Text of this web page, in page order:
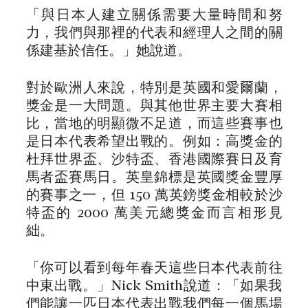
「與日本人建立關係需要大量時間和努
力，我們與那裡的代表和經理人之間的關
係建基於信任。」她說道。
對於歐洲人來說，特別是英國和愛爾蘭，
獎金是一大問題。與其他世界主要大賽相
比，當地的明顯微不足道，而這些賽事也
是日本代表希望出戰的。例如：高獎金的
杜拜世界盃、沙特盃、香港國際賽日及育
馬者盃賽馬日。英皇錦標是英國獎金豐厚
的賽事之一，但 150 萬英鎊獎金相較於沙
特盃的 2000 萬美元總獎金而言相形見
絀。
「你可以看到每年春天這些日本代表前往
中東出戰。」Nick Smith說道：「如果我
們能讓一匹日本代表出戰我們每一個馬場